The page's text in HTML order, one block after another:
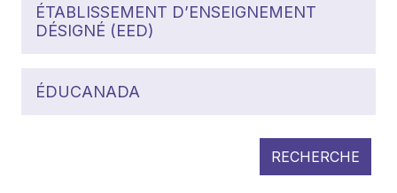
ÉTABLISSEMENT D’ENSEIGNEMENT
DÉSIGNÉ (EED)
ÉDUCANADA
RECHERCHE